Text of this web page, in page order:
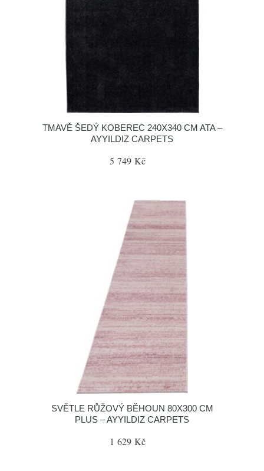
TMAVĚ ŠEDÝ KOBEREC 240X340 CM ATA –
AYYILDIZ CARPETS
5 749 Kč
SVĚTLE RŮŽOVÝ BĚHOUN 80X300 CM
PLUS – AYYILDIZ CARPETS
1 629 Kč